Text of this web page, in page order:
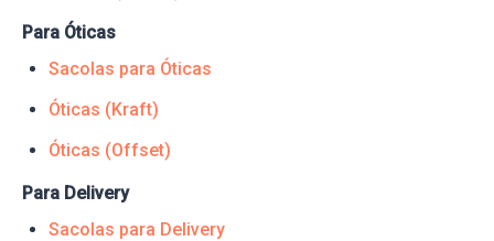
Para Óticas
Sacolas para Óticas
Óticas (Kraft)
Óticas (Offset)
Para Delivery
Sacolas para Delivery